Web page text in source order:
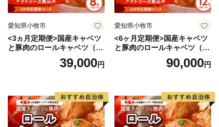
愛知県小牧市
<3ヵ月定期便>国産キャベツ
と豚肉のロールキャベツ（4P
39,000円
愛知県小牧市
<6ヶ月定期便>国産キャベツ
と豚肉のロールキャベツ（6P
90,000円